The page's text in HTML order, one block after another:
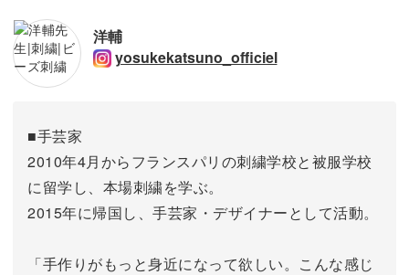
洋輔
yosukekatsuno_officiel
■手芸家
2010年4月からフランスパリの刺繍学校と被服学校
に留学し、本場刺繍を学ぶ。
2015年に帰国し、手芸家・デザイナーとして活動。
「手作りがもっと身近になって欲しい。こんな感じ